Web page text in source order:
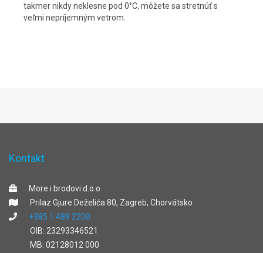
takmer nikdy neklesne pod 0°C, môžete sa stretnúť s
veľmi nepríjemným vetrom.
Kontakt
More i brodovi d.o.o.
Prilaz Gjure Deželića 80, Zagreb, Chorvátsko
+385 1 488 2200
OIB: 23293346521
MB: 02128012 000